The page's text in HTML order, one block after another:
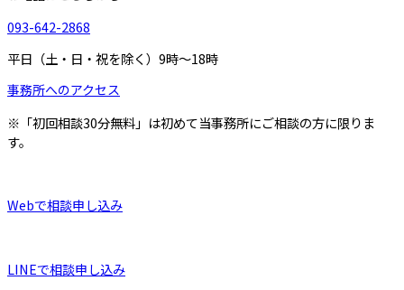
093-642-2868
平日（土・日・祝を除く）9時～18時
事務所へのアクセス
※「初回相談30分無料」は初めて当事務所にご相談の方に限りま
す。
Webで相談申し込み
LINEで相談申し込み